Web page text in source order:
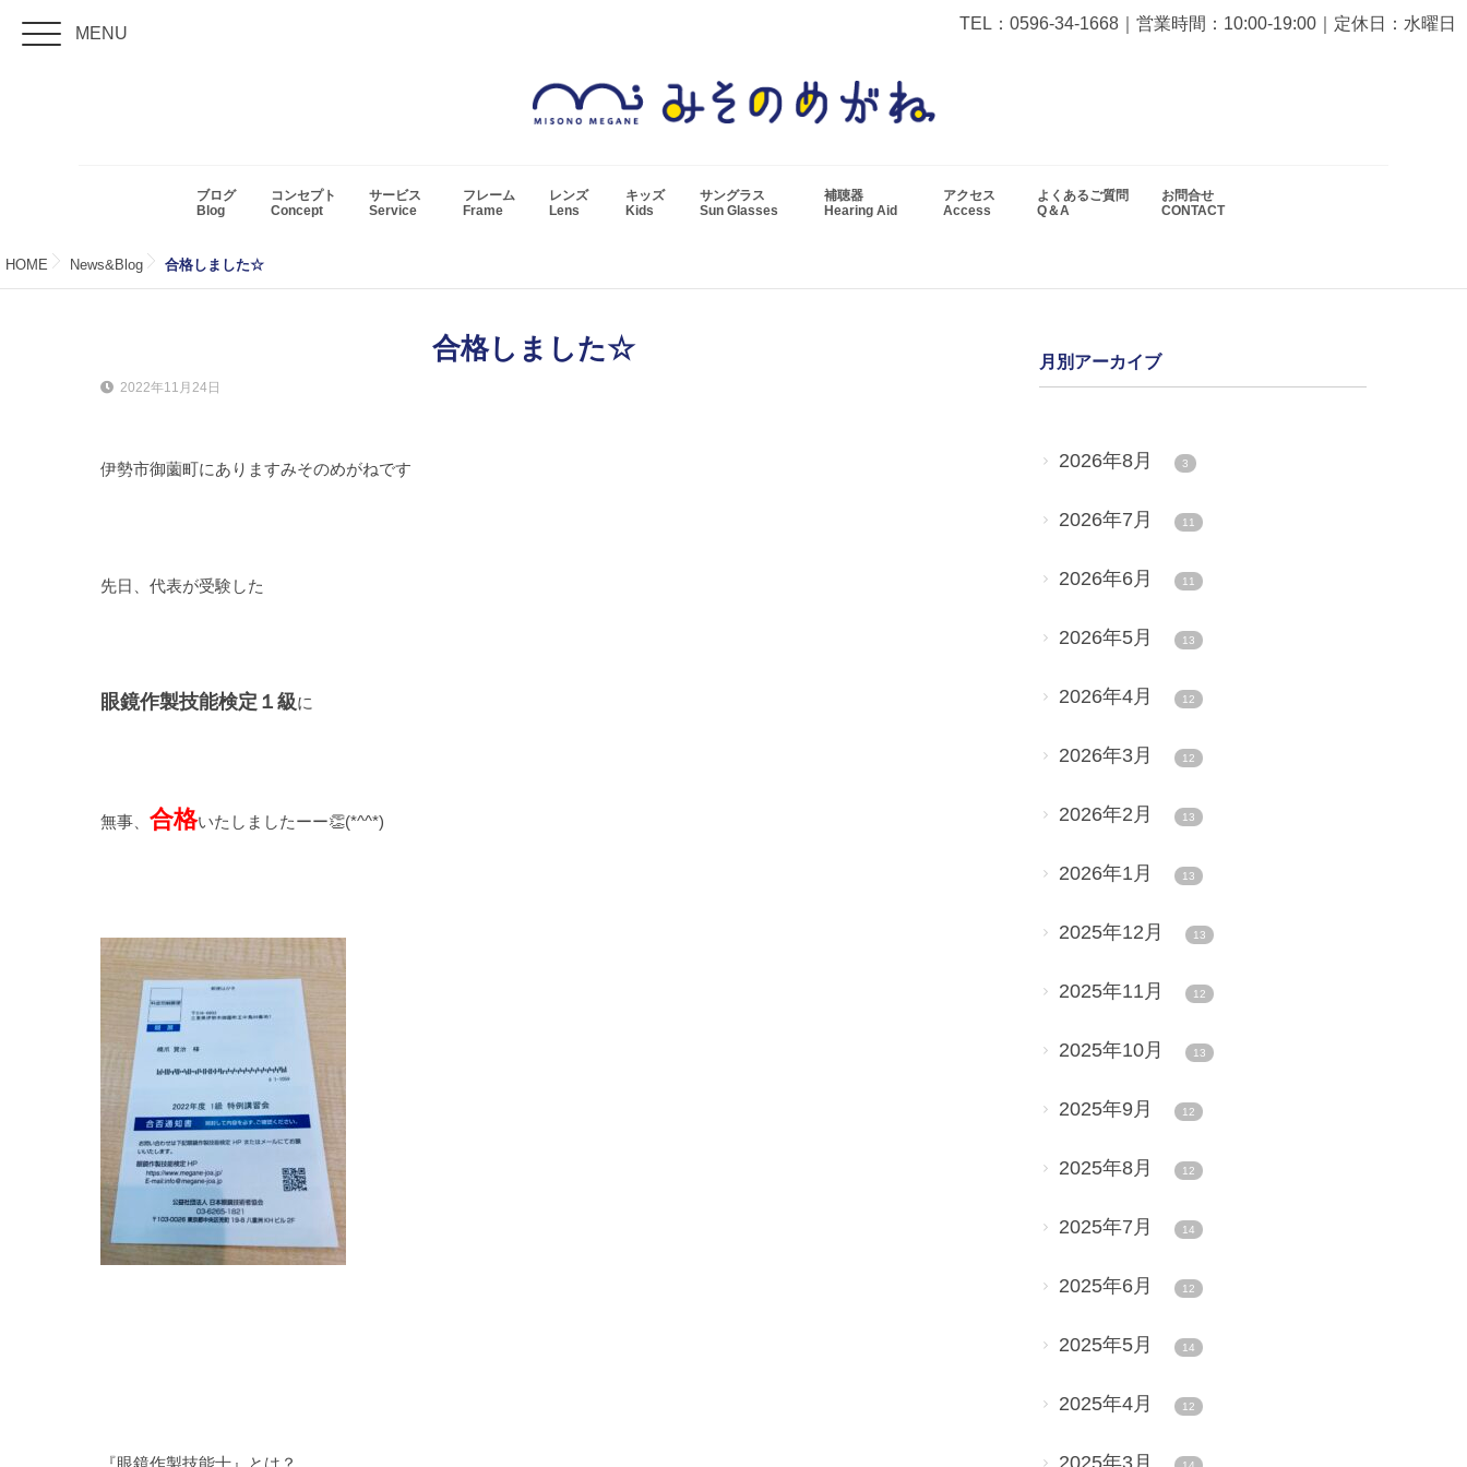
MENU
TEL：0596-34-1668 ｜営業時間：10:00-19:00｜定休日：水曜日
ブログ
Blog
コンセプト
Concept
サービス
Service
フレーム
Frame
レンズ
Lens
キッズ
Kids
サングラス
Sun Glasses
補聴器
Hearing Aid
アクセス
Access
よくあるご質問
Q＆A
お問合せ
CONTACT
HOME News&Blog 合格しました☆
合格しました☆
2022年11月24日
伊勢市御薗町にありますみそのめがねです
先日、代表が受験した
眼鏡作製技能検定１級に
無事、 合格いたしましたーー👏(*^^*)
『眼鏡作製技能士』とは？
月別アーカイブ
2026年8月 3
2026年7月 11
2026年6月 11
2026年5月 13
2026年4月 12
2026年3月 12
2026年2月 13
2026年1月 13
2025年12月 13
2025年11月 12
2025年10月 13
2025年9月 12
2025年8月 12
2025年7月 14
2025年6月 12
2025年5月 14
2025年4月 12
2025年3月